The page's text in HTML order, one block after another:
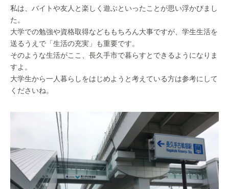
私は、バイトや友人と楽しく遊ぶといったことが思い浮かびまし
た。
大学での勉強や資格取得などももちろん大事ですが、学生生活を
送るうえで「生活の充実」も重要です。
そのような生活がここ、長久手市で暮らすとできるようになりま
すよ。
大学生から一人暮らしをはじめようと考えている方は参考にして
くださいね。